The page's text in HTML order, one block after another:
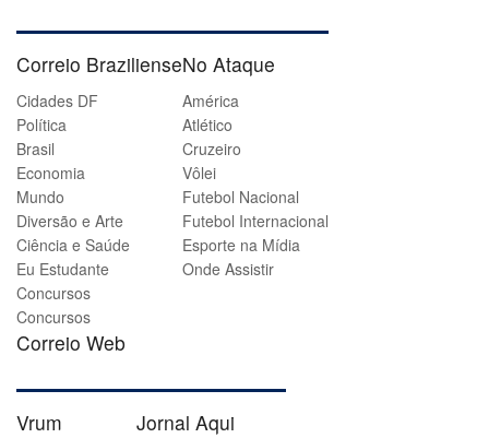
Correio Braziliense
Cidades DF
Política
Brasil
Economia
Mundo
Diversão e Arte
Ciência e Saúde
Eu Estudante
Concursos
Concursos
Correio Web
No Ataque
América
Atlético
Cruzeiro
Vôlei
Futebol Nacional
Futebol Internacional
Esporte na Mídia
Onde Assistir
Vrum Jornal Aqui